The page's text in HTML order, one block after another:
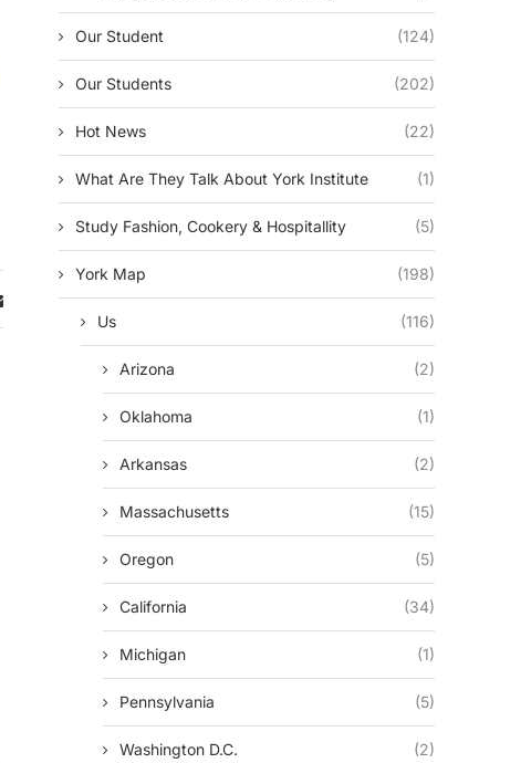
Our Student (124)
Our Students (202)
Hot News (22)
What Are They Talk About York Institute (1)
Study Fashion, Cookery & Hospitallity (5)
York Map (198)
Us (116)
Arizona (2)
Oklahoma (1)
Arkansas (2)
Massachusetts (15)
Oregon (5)
California (34)
Michigan (1)
Pennsylvania (5)
Washington D.c. (2)